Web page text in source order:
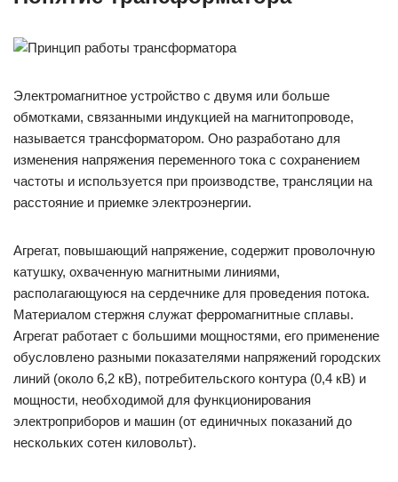
Электромагнитное устройство с двумя или больше
обмотками, связанными индукцией на магнитопроводе,
называется трансформатором. Оно разработано для
изменения напряжения переменного тока с сохранением
частоты и используется при производстве, трансляции на
расстояние и приемке электроэнергии.
Агрегат, повышающий напряжение, содержит проволочную
катушку, охваченную магнитными линиями,
располагающуюся на сердечнике для проведения потока.
Материалом стержня служат ферромагнитные сплавы.
Агрегат работает с большими мощностями, его применение
обусловлено разными показателями напряжений городских
линий (около 6,2 кВ), потребительского контура (0,4 кВ) и
мощности, необходимой для функционирования
электроприборов и машин (от единичных показаний до
нескольких сотен киловольт).